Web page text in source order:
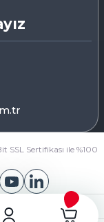
SSL Sertifikası ile %100